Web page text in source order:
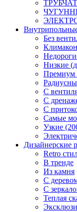
Без
Низкие
Премиум
С
С
С
Самые
Узкие
Дизайнерские
Retro
В тренде
Из камня
С
С
Теплая